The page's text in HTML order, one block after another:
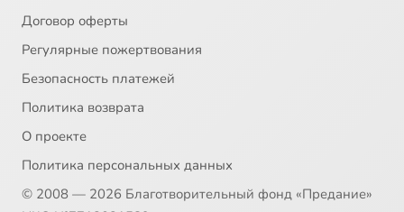
Договор оферты
Регулярные пожертвования
Безопасность платежей
Политика возврата
О проекте
Политика персональных данных
© 2008 — 2026 Благотворительный фонд «Предание»